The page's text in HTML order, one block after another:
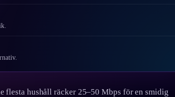
flesta hushåll räcker 25–50 Mbps för en smidig